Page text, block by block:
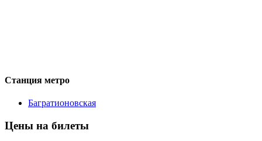
Станция метро
Багратионовская
Цены на билеты